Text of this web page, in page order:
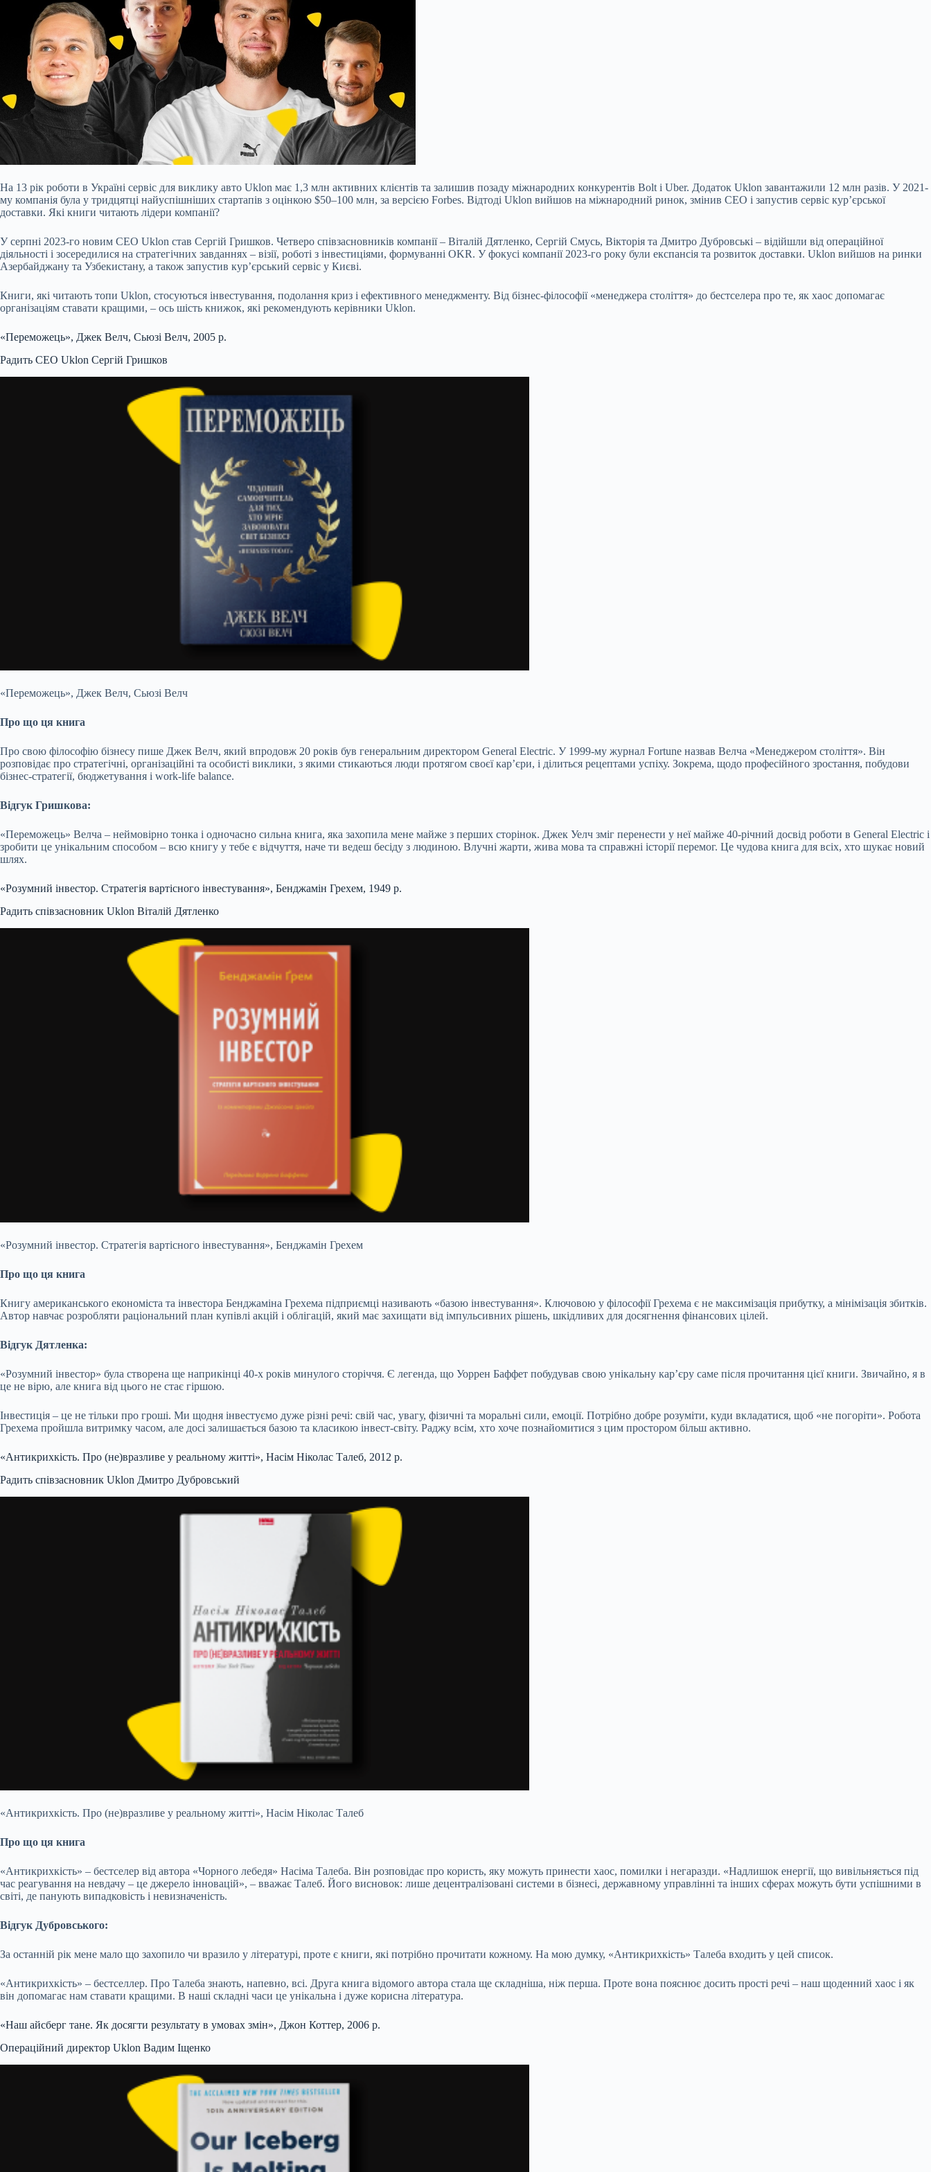
На 13 рік роботи в Україні сервіс для виклику авто Uklon має 1,3 млн активних клієнтів та залишив позаду міжнародних конкурентів Bolt і Uber. Додаток Uklon завантажили 12 млн разів. У 2021-
му компанія була у тридцятці найуспішніших стартапів з оцінкою $50–100 млн, за версією Forbes. Відтоді Uklon вийшов на міжнародний ринок, змінив СЕО і запустив сервіс кур’єрської
доставки. Які книги читають лідери компанії?
У серпні 2023-го новим CEO Uklon став Сергій Гришков. Четверо співзасновників компанії – Віталій Дятленко, Сергій Смусь, Вікторія та Дмитро Дубровські – відійшли від операційної
діяльності і зосередилися на стратегічних завданнях – візії, роботі з інвестиціями, формуванні OKR. У фокусі компанії 2023-го року були експансія та розвиток доставки. Uklon вийшов на ринки
Азербайджану та Узбекистану, а також запустив кур’єрський сервіс у Києві.
Книги, які читають топи Uklon, стосуються інвестування, подолання криз і ефективного менеджменту. Від бізнес-філософії «менеджера століття» до бестселера про те, як хаос допомагає
організаціям ставати кращими, – ось шість книжок, які рекомендують керівники Uklon.
«Переможець», Джек Велч, Сьюзі Велч, 2005 р.
Радить CEO Uklon Сергій Гришков
«Переможець», Джек Велч, Сьюзі Велч
Про що ця книга
Про свою філософію бізнесу пише Джек Велч, який впродовж 20 років був генеральним директором General Electric. У 1999-му журнал Fortune назвав Велча «Менеджером століття». Він
розповідає про стратегічні, організаційні та особисті виклики, з якими стикаються люди протягом своєї кар’єри, і ділиться рецептами успіху. Зокрема, щодо професійного зростання, побудови
бізнес-стратегії, бюджетування і work-life balance.
Відгук Гришкова:
«Переможець» Велча – неймовірно тонка і одночасно сильна книга, яка захопила мене майже з перших сторінок. Джек Уелч зміг перенести у неї майже 40-річний досвід роботи в General Electric і
зробити це унікальним способом – всю книгу у тебе є відчуття, наче ти ведеш бесіду з людиною. Влучні жарти, жива мова та справжні історії перемог. Це чудова книга для всіх, хто шукає новий
шлях.
«Розумний інвестор. Стратегія вартісного інвестування», Бенджамін Грехем, 1949 р.
Радить співзасновник Uklon Віталій Дятленко
«Розумний інвестор. Стратегія вартісного інвестування», Бенджамін Грехем
Про що ця книга
Книгу американського економіста та інвестора Бенджаміна Грехема підприємці називають «базою інвестування». Ключовою у філософії Грехема є не максимізація прибутку, а мінімізація збитків.
Автор навчає розробляти раціональний план купівлі акцій і облігацій, який має захищати від імпульсивних рішень, шкідливих для досягнення фінансових цілей.
Відгук Дятленка:
«Розумний інвестор» була створена ще наприкінці 40-х років минулого сторіччя. Є легенда, що Уоррен Баффет побудував свою унікальну карʼєру саме після прочитання цієї книги. Звичайно, я в
це не вірю, але книга від цього не стає гіршою.
Інвестиція – це не тільки про гроші. Ми щодня інвестуємо дуже різні речі: свій час, увагу, фізичні та моральні сили, емоції. Потрібно добре розуміти, куди вкладатися, щоб «не погоріти». Робота
Грехема пройшла витримку часом, але досі залишається базою та класикою інвест-світу. Раджу всім, хто хоче познайомитися з цим простором більш активно.
«Антикрихкість. Про (не)вразливе у реальному житті», Насім Ніколас Талеб, 2012 р.
Радить співзасновник Uklon Дмитро Дубровський
«Антикрихкість. Про (не)вразливе у реальному житті», Насім Ніколас Талеб
Про що ця книга
«Антикрихкість» – бестселер від автора «Чорного лебедя» Насіма Талеба. Він розповідає про користь, яку можуть принести хаос, помилки і негаразди. «Надлишок енергії, що вивільняється під
час реагування на невдачу – це джерело інновацій», – вважає Талеб. Його висновок: лише децентралізовані системи в бізнесі, державному управлінні та інших сферах можуть бути успішними в
світі, де панують випадковість і невизначеність.
Відгук Дубровського:
За останній рік мене мало що захопило чи вразило у літературі, проте є книги, які потрібно прочитати кожному. На мою думку, «Антикрихкість» Талеба входить у цей список.
«Антикрихкість» – бестселлер. Про Талеба знають, напевно, всі. Друга книга відомого автора стала ще складніша, ніж перша. Проте вона пояснює досить прості речі – наш щоденний хаос і як
він допомагає нам ставати кращими. В наші складні часи це унікальна і дуже корисна література.
«Наш айсберг тане. Як досягти результату в умовах змін», Джон Коттер, 2006 р.
Операційний директор Uklon Вадим Іщенко